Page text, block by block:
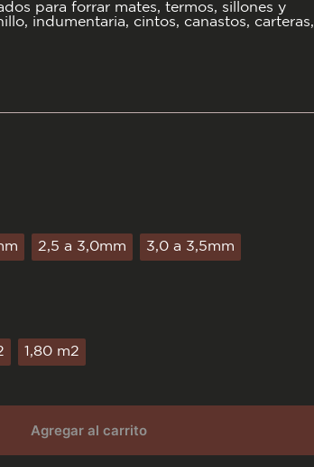
para forrar mates, termos, sillones y
indumentaria, cintos, canastos, carteras,
2,5 a 3,0mm 3,0 a 3,5mm
1,80 m2
Agregar al carrito